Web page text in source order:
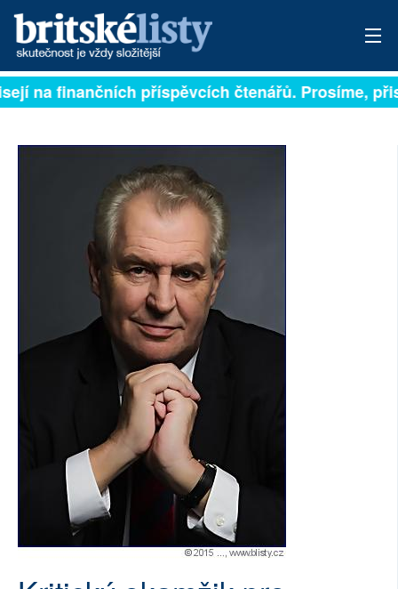
PŘIHLÁSIT
NEJČTENĚJŠÍ ZA 7 DNÍ
AUTOŘI
PŘÍSPĚVKY NA PROVOZ
RUBRIKY
PLNÁ VERZE STRÁNEK
na finančních příspěvcích čtenářů. Prosíme,